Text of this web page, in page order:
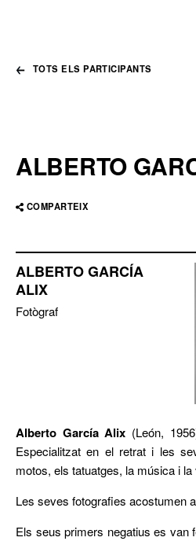
TOTS ELS PARTICIPANTS
ALBERTO
COMPARTEIX
ALBERTO GARCÍA
ALIX
Fotògraf
Alberto García Alix (León,
Especialitzat en el retrat i les
motos, els tatuatges, la música i la
Les seves fotografies acostumen
Els seus primers negatius es van